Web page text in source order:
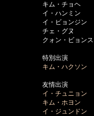
キム・チョヘ　　　　→
イ・ハンミン　　　　→
イ・ビョンジン　　　
チェ・グヌ　　　　　
クォン・ビョンス　　→
特別出演
キム・ハクソン
友情出演
イ・チュニョン
キム・ホヨン →
イ・ジュンドン